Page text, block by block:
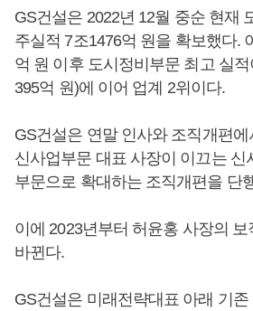
GS건설은 2022년 12월 중순 현재
주실적 7조1476억 원을 확보했다.
억 원 이후 도시정비부문 최고 실
395억 원)에 이어 업계 2위이다.
GS건설은 연말 인사와 조직개편
신사업부문 대표 사장이 이끄는 신
부문으로 확대하는 조직개편을 단
이에 2023년부터 허윤홍 사장의
바뀐다.
GS건설은 미래전략대표 아래 기